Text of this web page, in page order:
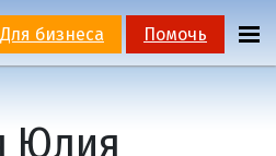
Для бизнеса Помочь
Юлия